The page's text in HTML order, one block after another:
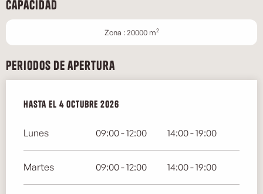
Capacidad
Zona : 20000 m2
Periodos de apertura
Del3 abril 2026al 4 octubre 2026
Hasta el 4 octubre 2026
Lunes 09:00 - 12:00 14:00 - 19:00
Martes 09:00 - 12:00 14:00 - 19:00